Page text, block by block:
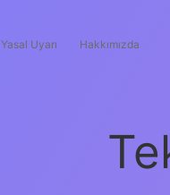
Yasal Uyarı Hakkımızda